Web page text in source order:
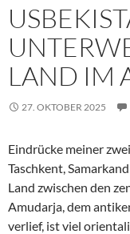
LAND IM
27. OKTOBER 2025
Eindrücke meiner
Taschkent,
Land zwischen den
Amudarja, dem
verlief, ist viel